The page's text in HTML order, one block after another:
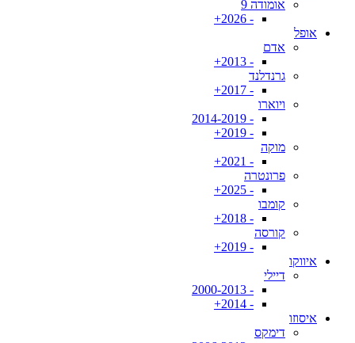
אומודה 9
- 2026+
אופל
אדם
- 2013+
גרנדלנד
- 2017+
ויוארו
- 2014-2019
- 2019+
מוקה
- 2021+
פרונטרה
- 2025+
קומבו
- 2018+
קורסה
- 2019+
איווקו
דיילי
- 2000-2013
- 2014+
איסוזו
דימקס